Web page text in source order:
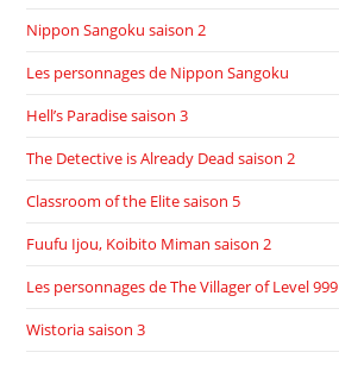
Nippon Sangoku saison 2
Les personnages de Nippon Sangoku
Hell’s Paradise saison 3
The Detective is Already Dead saison 2
Classroom of the Elite saison 5
Fuufu Ijou, Koibito Miman saison 2
Les personnages de The Villager of Level 999
Wistoria saison 3